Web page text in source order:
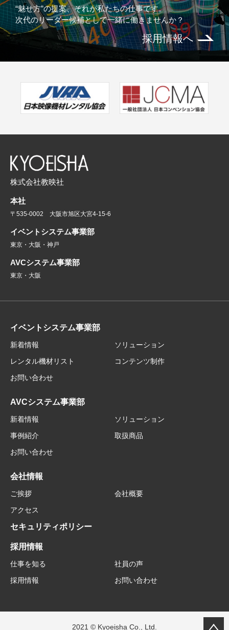
“魅せ方”の提案、それが私たちの仕事です。
次代のリーダー候補として一緒に働きませんか？
採用情報へ
株式会社教映社
本社
〒535-0002 大阪市旭区大宮4-15-6
イベントシステム事業部
東京・大阪・神戸
AVCシステム事業部
東京・大阪
イベントシステム事業部
新着情報
ソリューション
レンタル機材リスト
コンテンツ制作
お問い合わせ
AVCシステム事業部
新着情報
ソリューション
事例紹介
取扱商品
お問い合わせ
会社情報
ご挨拶
会社概要
アクセス
セキュリティポリシー
採用情報
仕事を知る
社員の声
採用情報
お問い合わせ
2021 © Kyoeisha Co., Ltd.